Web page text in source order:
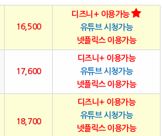
16,500
디즈니+ 이용가능
유튜브 시청가능
넷플릭스 이용가능
17,600
디즈니+ 이용가능
유튜브 시청가능
넷플릭스 이용가능
18,700
디즈니+ 이용가능
유튜브 시청가능
넷플릭스 이용가능